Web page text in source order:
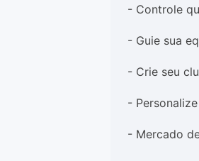
- Controle
- Guie sua
- Crie seu
-
- Mercado